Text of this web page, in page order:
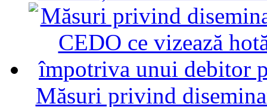
Măsuri privind